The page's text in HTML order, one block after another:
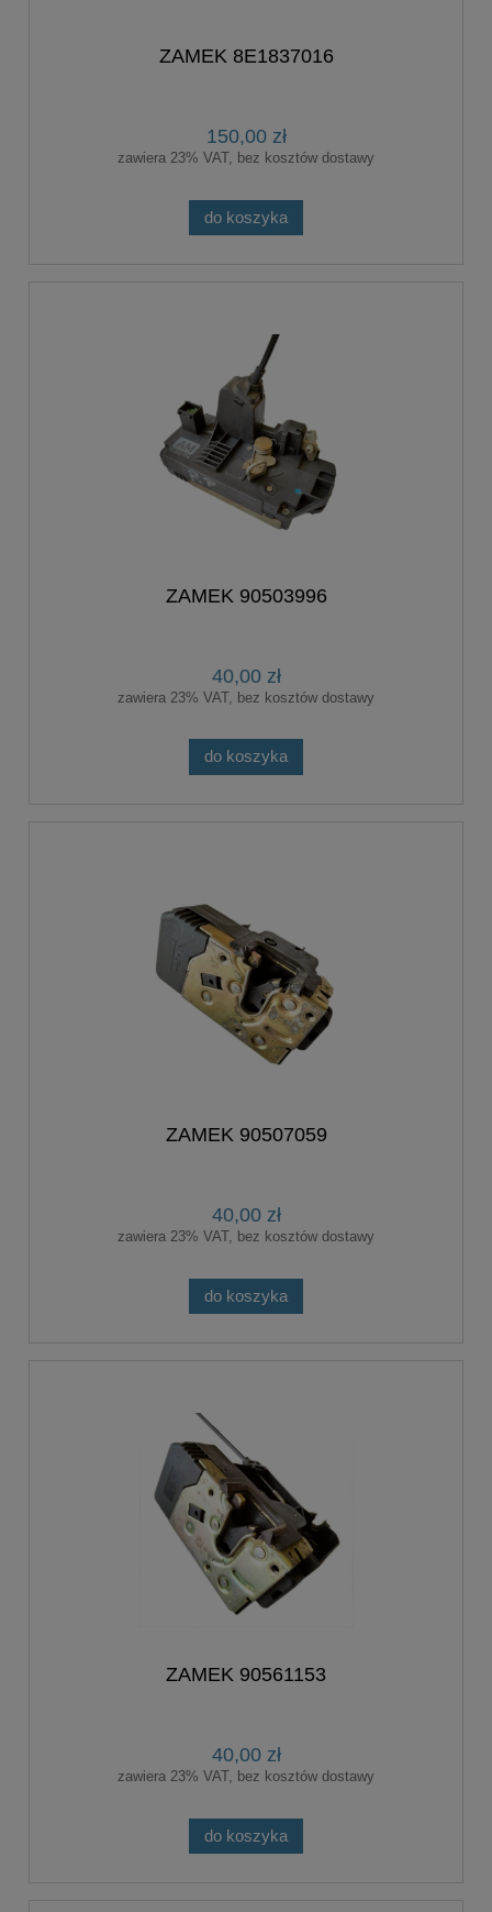
ZAMEK 8E1837016
150,00 zł
zawiera 23% VAT, bez kosztów dostawy
do koszyka
ZAMEK 90503996
40,00 zł
zawiera 23% VAT, bez kosztów dostawy
do koszyka
ZAMEK 90507059
40,00 zł
zawiera 23% VAT, bez kosztów dostawy
do koszyka
ZAMEK 90561153
40,00 zł
zawiera 23% VAT, bez kosztów dostawy
do koszyka